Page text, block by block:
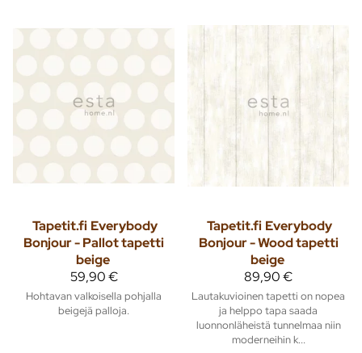
Tapetit.fi Everybody
Bonjour - Pallot tapetti
beige
59,90 €
Hohtavan valkoisella pohjalla
beigejä palloja.
Tapetit.fi Everybody
Bonjour - Wood tapetti
beige
89,90 €
Lautakuvioinen tapetti on nopea
ja helppo tapa saada
luonnonläheistä tunnelmaa niin
moderneihin k...